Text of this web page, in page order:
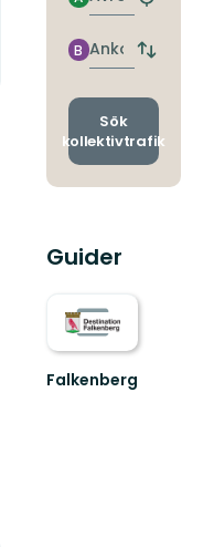
Hitta
Ankomst
B
Byt
och
Sök
kollektivtrafik
Guider
Falkenberg